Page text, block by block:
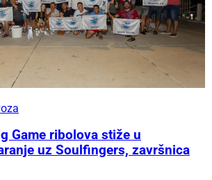
Game ribolova stiže u
uz Soulfingers, završnica